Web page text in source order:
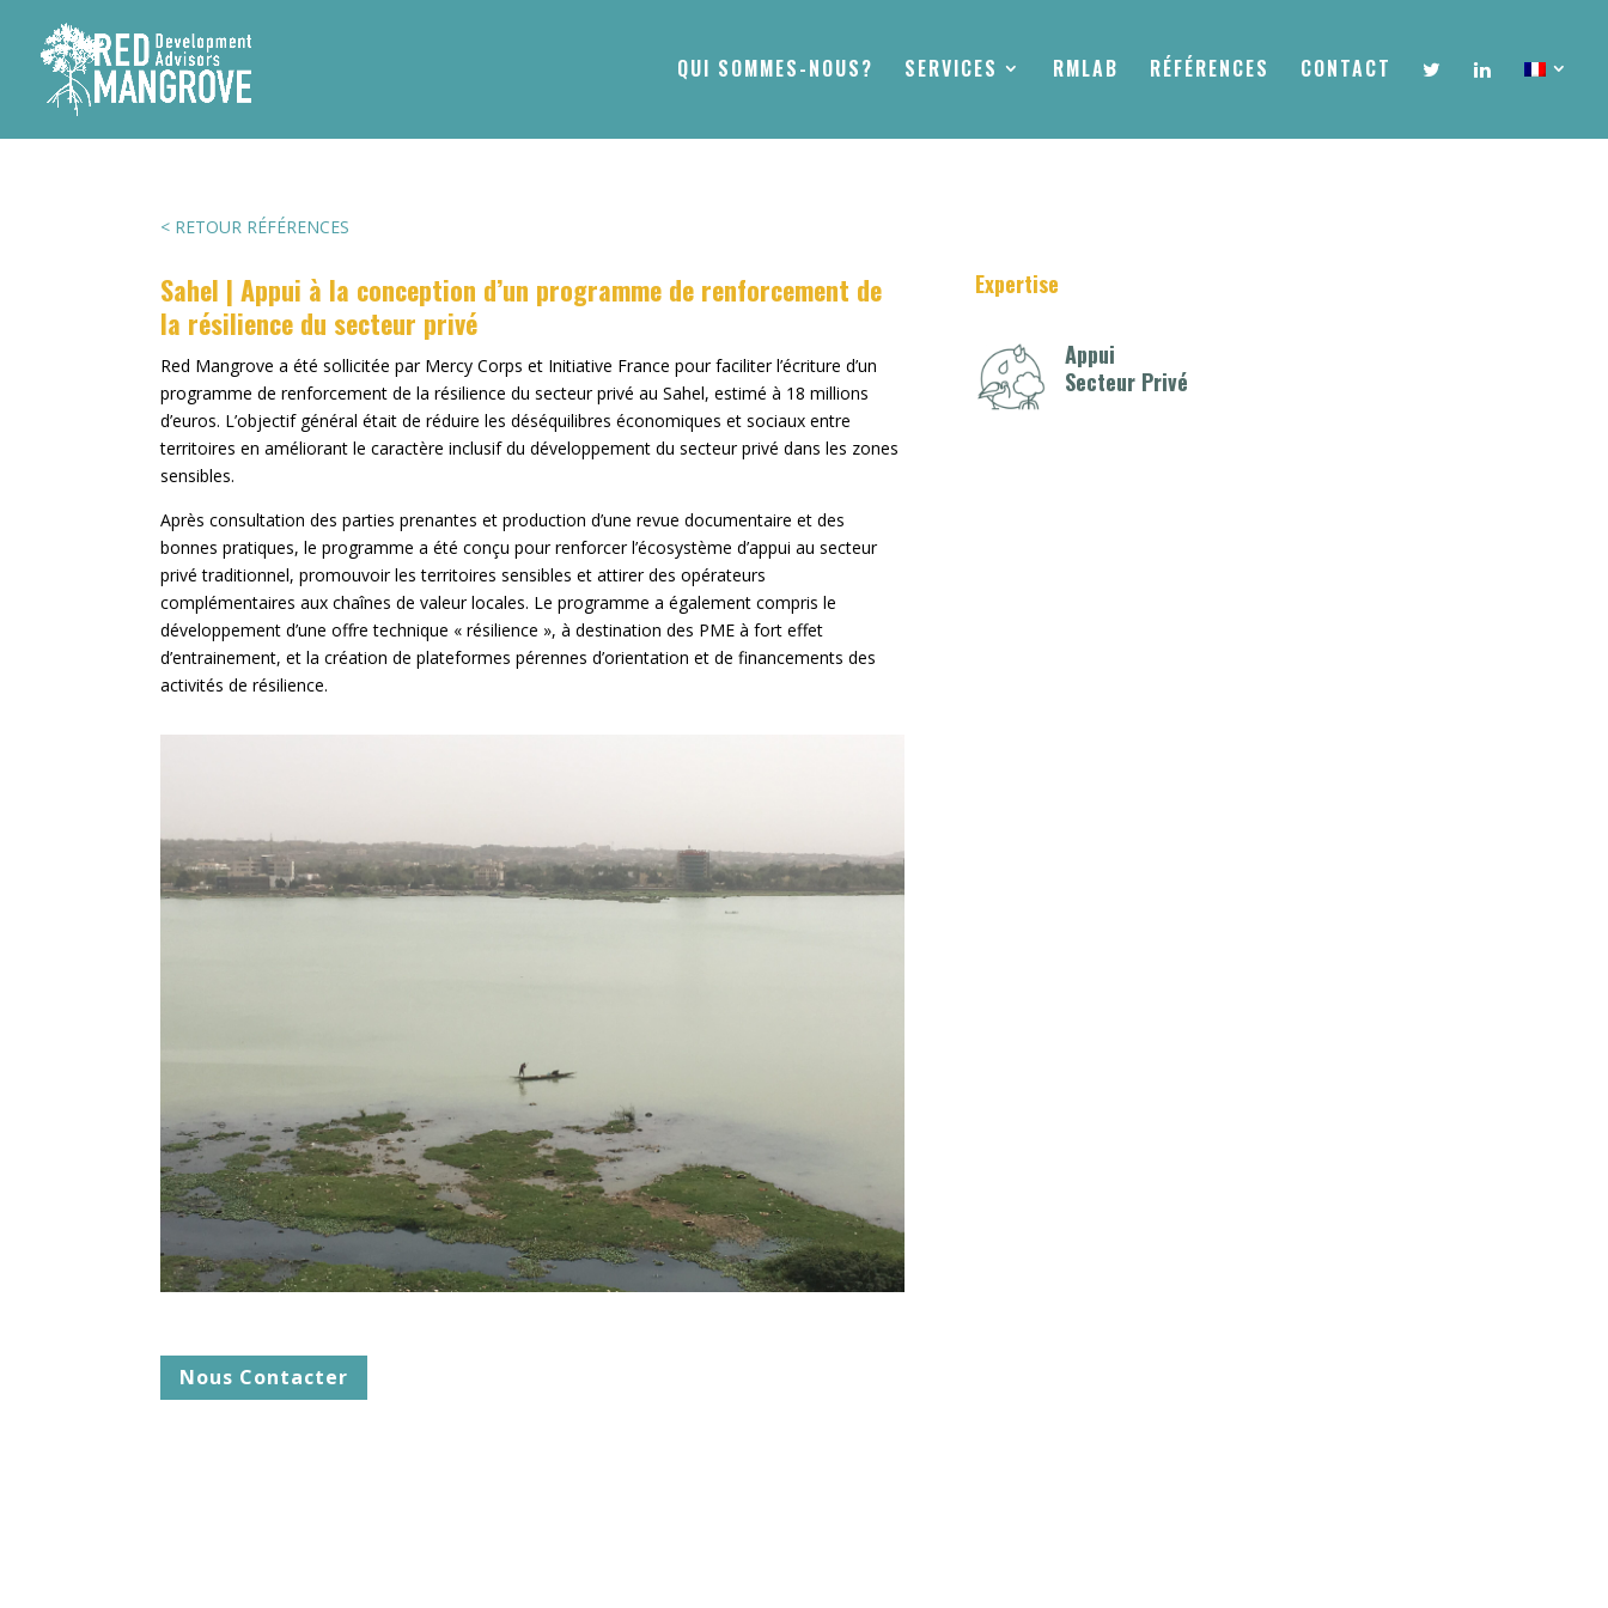
QUI SOMMES-NOUS? SERVICES RMLAB RÉFÉRENCES CONTACT
< RETOUR RÉFÉRENCES
Sahel | Appui à la conception d’un programme de renforcement de
la résilience du secteur privé
Red Mangrove a été sollicitée par Mercy Corps et Initiative France pour faciliter l’écriture d’un
programme de renforcement de la résilience du secteur privé au Sahel, estimé à 18 millions
d’euros. L’objectif général était de réduire les déséquilibres économiques et sociaux entre
territoires en améliorant le caractère inclusif du développement du secteur privé dans les zones
sensibles.
Après consultation des parties prenantes et production d’une revue documentaire et des
bonnes pratiques, le programme a été conçu pour renforcer l’écosystème d’appui au secteur
privé traditionnel, promouvoir les territoires sensibles et attirer des opérateurs
complémentaires aux chaînes de valeur locales. Le programme a également compris le
développement d’une offre technique « résilience », à destination des PME à fort effet
d’entrainement, et la création de plateformes pérennes d’orientation et de financements des
activités de résilience.
Expertise
Appui
Secteur Privé
Nous Contacter